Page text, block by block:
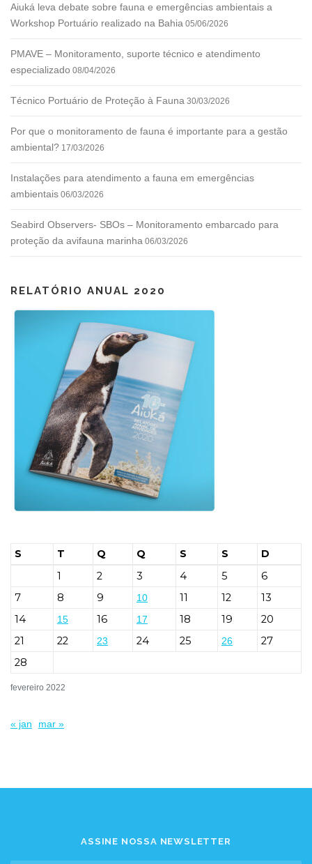
Aiuká leva debate sobre fauna e emergências ambientais a
Workshop Portuário realizado na Bahia 05/06/2026
PMAVE – Monitoramento, suporte técnico e atendimento
especializado 08/04/2026
Técnico Portuário de Proteção à Fauna 30/03/2026
Por que o monitoramento de fauna é importante para a gestão
ambiental? 17/03/2026
Instalações para atendimento a fauna em emergências
ambientais 06/03/2026
Seabird Observers- SBOs – Monitoramento embarcado para
proteção da avifauna marinha 06/03/2026
RELATÓRIO ANUAL 2020
fevereiro 2022
S T Q Q S S
D
1
2 3 4 5
6
7
8 9 10 11 12
13
14
15 16 17 18 19
20
21
22 23 24 25 26
27
28
« jan mar »
ASSINE NOSSA NEWSLETTER